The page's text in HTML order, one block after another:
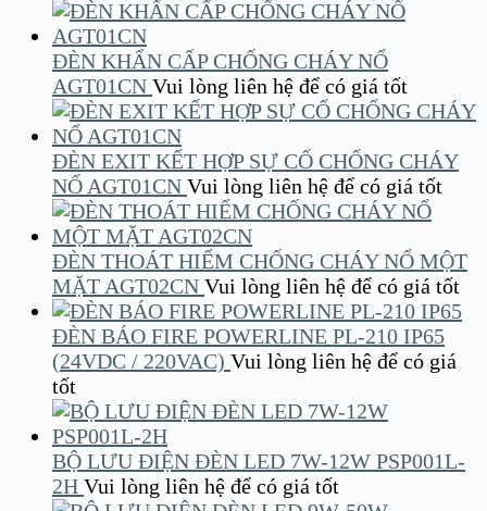
ĐÈN KHẨN CẤP CHỐNG CHÁY NỔ
AGT01CN Vui lòng liên hệ để có giá tốt
ĐÈN EXIT KẾT HỢP SỰ CỐ CHỐNG CHÁY
NỔ AGT01CN Vui lòng liên hệ để có giá tốt
ĐÈN THOÁT HIỂM CHỐNG CHÁY NỔ MỘT
MẶT AGT02CN Vui lòng liên hệ để có giá tốt
ĐÈN BÁO FIRE POWERLINE PL-210 IP65
(24VDC / 220VAC) Vui lòng liên hệ để có giá
tốt
BỘ LƯU ĐIỆN ĐÈN LED 7W-12W PSP001L-
2H Vui lòng liên hệ để có giá tốt